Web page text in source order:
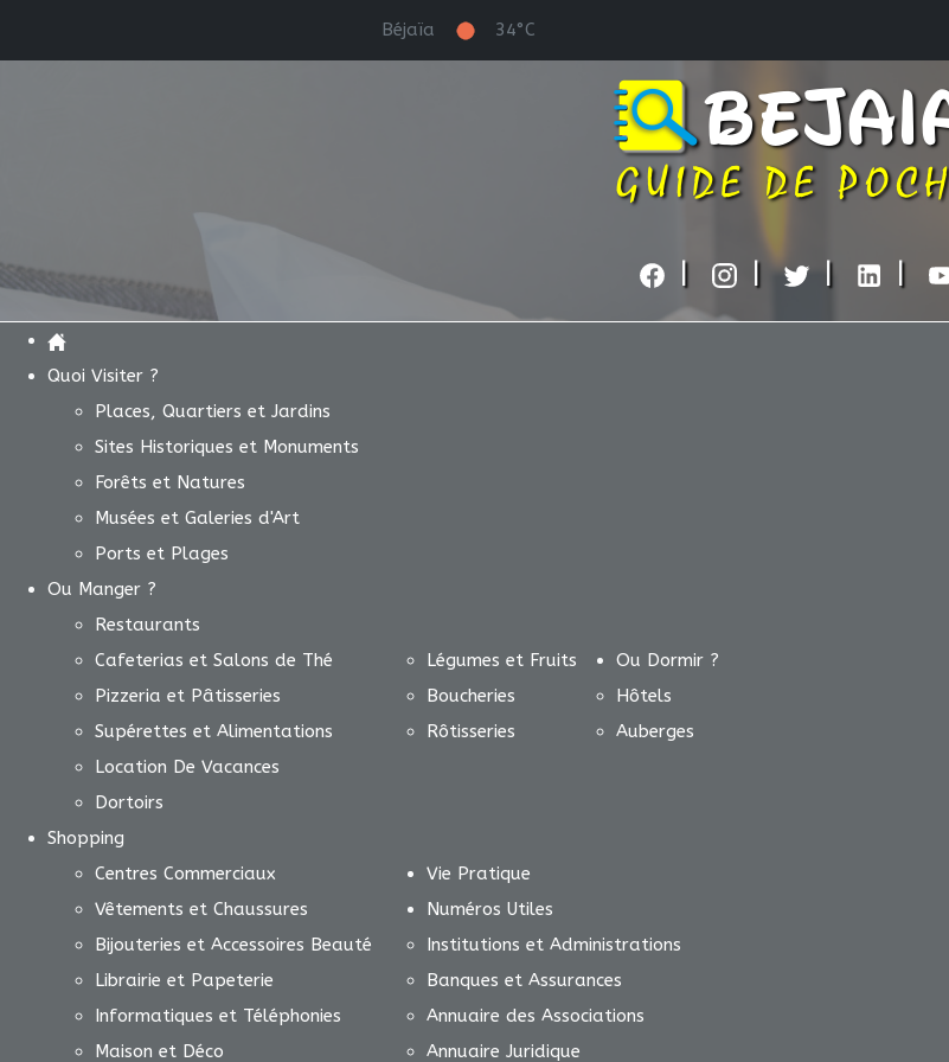
Béjaïa 34°C
| | | |
Quoi Visiter ?
Places, Quartiers et Jardins
Sites Historiques et Monuments
Forêts et Natures
Musées et Galeries d'Art
Ports et Plages
Ou Manger ?
Restaurants
Cafeterias et Salons de Thé
Pizzeria et Pâtisseries
Supérettes et Alimentations
Légumes et Fruits
Boucheries
Rôtisseries
Ou Dormir ?
Hôtels
Auberges
Location De Vacances
Dortoirs
Shopping
Centres Commerciaux
Vêtements et Chaussures
Bijouteries et Accessoires Beauté
Librairie et Papeterie
Informatiques et Téléphonies
Maison et Déco
Vie Pratique
Numéros Utiles
Institutions et Administrations
Banques et Assurances
Annuaire des Associations
Annuaire Juridique